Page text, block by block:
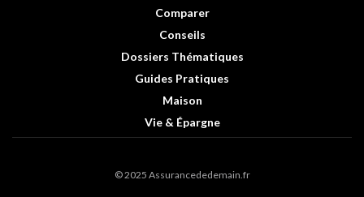
Comparer
Conseils
Dossiers Thématiques
Guides Pratiques
Maison
Vie & Épargne
© 2025 Assurancededemain.fr